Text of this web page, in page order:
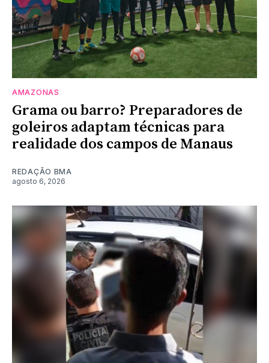
AMAZONAS
Grama ou barro? Preparadores de
goleiros adaptam técnicas para
realidade dos campos de Manaus
REDAÇÃO BMA
agosto 6, 2026